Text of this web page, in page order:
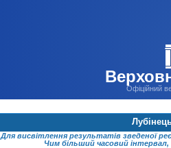
Офіційний
Для висвітлення результатів зведеної
Чим більший часовий інтервал,